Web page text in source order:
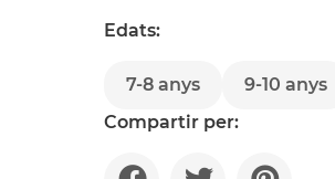
Edats:
7-8 anys
9-10 anys
Compartir per: